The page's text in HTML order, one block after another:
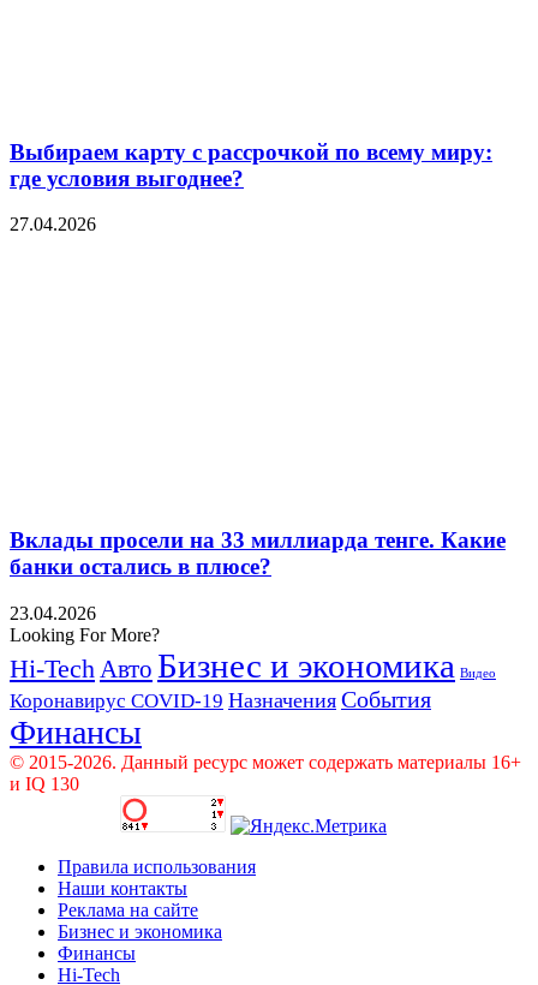
Выбираем карту с рассрочкой по всему миру:
где условия выгоднее?
27.04.2026
Вклады просели на 33 миллиарда тенге. Какие
банки остались в плюсе?
23.04.2026
Looking For More?
Hi-Tech Авто Бизнес и экономика Видео
Коронавирус COVID-19 Назначения События
Финансы
© 2015-2026. Данный ресурс может содержать материалы 16+
и IQ 130
Правила использования
Наши контакты
Реклама на сайте
Бизнес и экономика
Финансы
Hi-Tech